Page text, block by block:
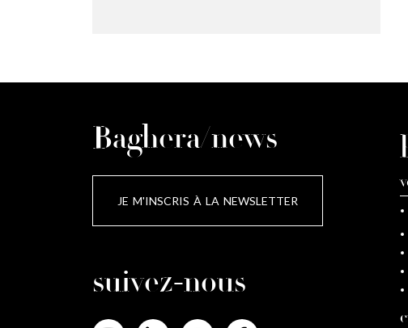
Baghera/news
JE M'INSCRIS À LA NEWSLETTER
suivez-nous